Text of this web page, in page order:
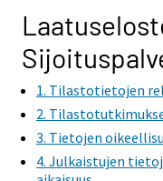
1. Tilastotietojen
2.
3. Tietojen
4. Julkaistujen